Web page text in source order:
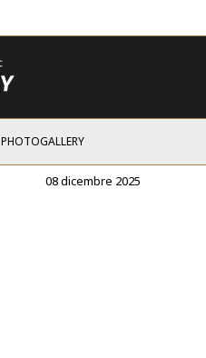
PHOTOGALLERY
08 dicembre 2025